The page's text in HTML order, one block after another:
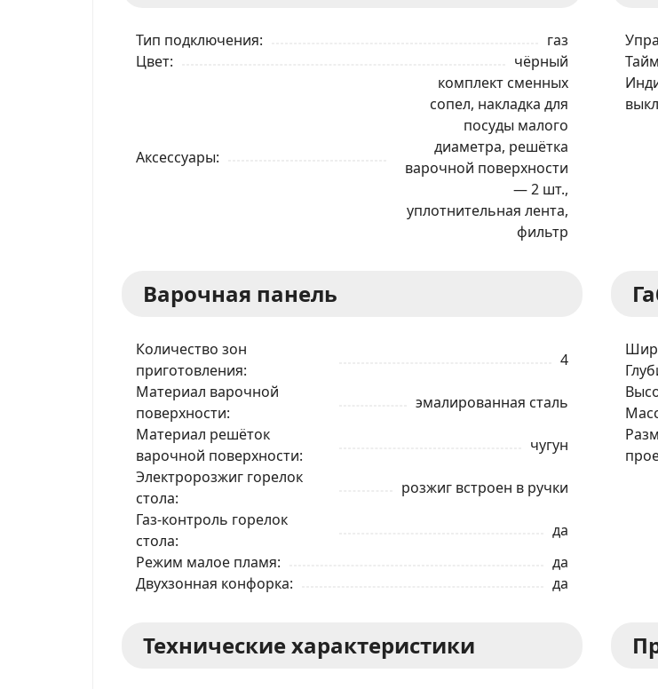
Тип подключения
газ
Цвет
чёрный
Аксессуары
комплект сменных
сопел, накладка для
посуды малого
диаметра, решётка
варочной поверхности
— 2 шт.,
уплотнительная лента,
фильтр
Варочная панель
Количество зон
приготовления
4
Материал варочной
поверхности
эмалированная сталь
Материал решёток
варочной поверхности
чугун
Электророзжиг горелок
стола
розжиг встроен в ручки
Газ-контроль горелок
стола
да
Режим малое пламя
да
Двухзонная конфорка
да
Технические характеристики
Ваше имя
Телефон
торговой площадки
ОТПРАВИТЬ